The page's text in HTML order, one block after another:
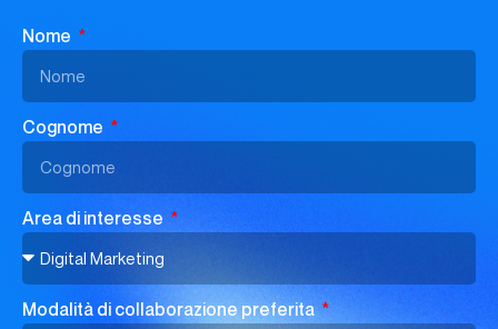
Nome
Cognome
Area di interesse
Modalità di collaborazione preferita